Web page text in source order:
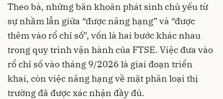
Theo bà, những băn khoăn phát sinh chủ yếu từ
sự nhầm lẫn giữa “được nâng hạng” và “được
thêm vào rổ chỉ số”, vốn là hai bước khác nhau
trong quy trình vận hành của FTSE. Việc đưa vào
rổ chỉ số vào tháng 9/2026 là giai đoạn triển
khai, còn việc nâng hạng về mặt phân loại thị
trường đã được xác nhận đầy đủ.